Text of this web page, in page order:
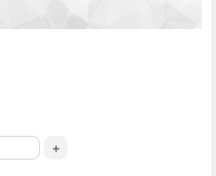
+